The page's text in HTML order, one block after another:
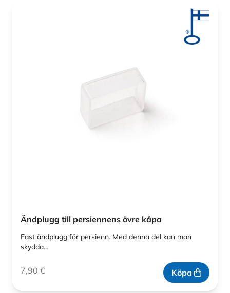
Ändplugg till persiennens övre kåpa
Fast ändplugg för persienn. Med denna del kan man
skydda…
7,90 € Köpa